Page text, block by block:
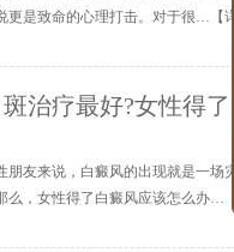
更是致命的心理打击。对于很…【
治疗最好?女性得
朋友来说，白癜风的出现就是一场
么，女性得了白癜风应该怎么办…【